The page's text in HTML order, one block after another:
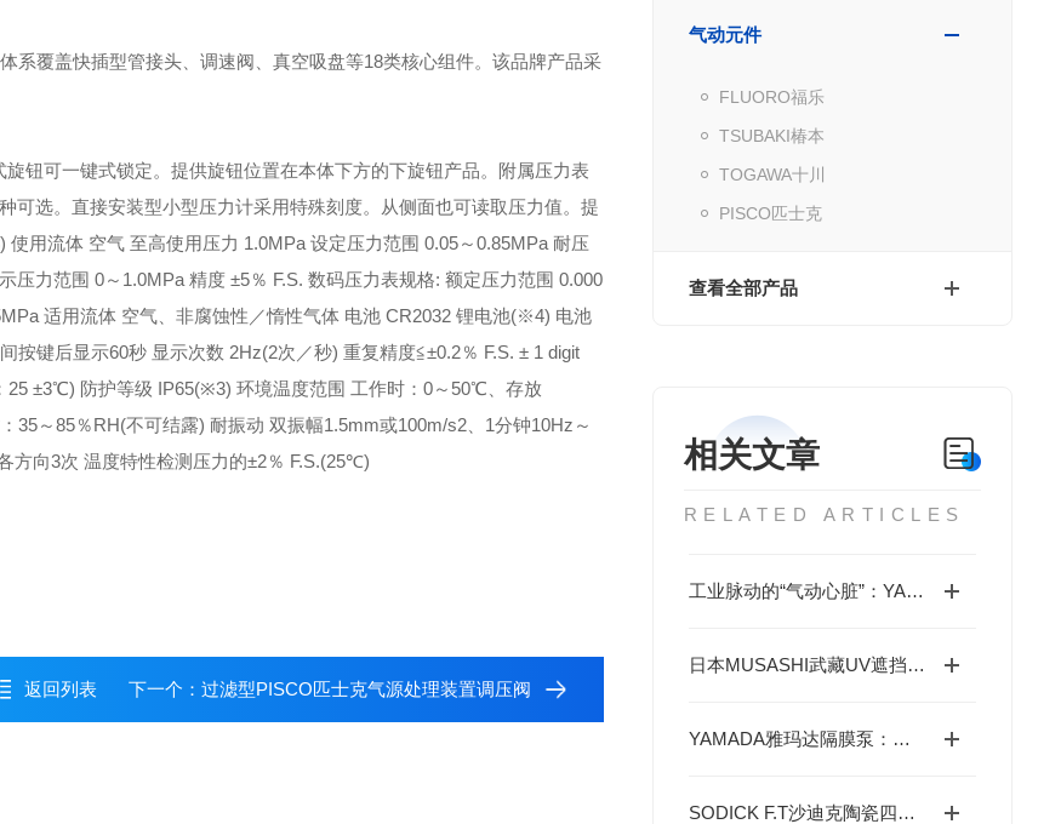
气动元件
FLUORO福乐
TSUBAKI椿本
TOGAWA十川
PISCO匹士克
查看全部产品
相关文章
RELATED ARTICLES
工业脉动的“气动心脏”：YAMADA隔膜泵的可靠性与广泛适应性
日本MUSASHI武藏UV遮挡针筒PSY的工作温度范围是多少？
YAMADA雅玛达隔膜泵：本质安全与多物料适应的流体输送专家
SODICK F.T沙迪克陶瓷四角直尺：精密测量基准利器介绍
系覆盖快插型管接头、调速阀、真空吸盘等18类核心组件。该品牌产品采
钮可一键式锁定。提供旋钮位置在本体下方的下旋钮产品。附属压力表
可选。直接安装型小型压力计采用特殊刻度。从侧面也可读取压力值。提
用流体 空气 至高使用压力 1.0MPa 设定压力范围 0.05～0.85MPa 耐压
力范围 0～1.0MPa 精度 ±5％ F.S. 数码压力表规格: 额定压力范围 0.000
适用流体 空气、非腐蚀性／惰性气体 电池 CR2032 锂电池(※4) 电池
按键后显示60秒 显示次数 2Hz(2次／秒) 重复精度≦±0.2％ F.S. ± 1 digit
25 ±3℃) 防护等级 IP65(※3) 环境温度范围 工作时：0～50℃、存放
～85％RH(不可结露) 耐振动 双振幅1.5mm或100m/s2、1分钟10Hz～
方向3次 温度特性检测压力的±2％ F.S.(25℃)
返回列表 下一个： 过滤型PISCO匹士克气源处理装置调压阀